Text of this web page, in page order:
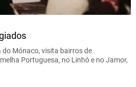
do Mónaco, visita bairros de
Portuguesa, no Linhó e no Jamor,